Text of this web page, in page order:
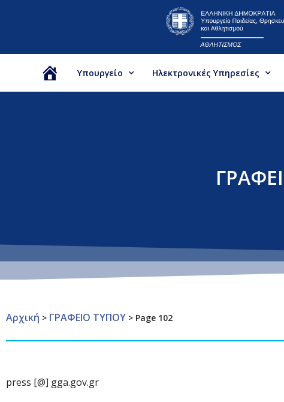
Αρχική
Υπουργείο Ηλεκτρονικές Υπηρεσίες
Αρχική > ΓΡΑΦΕΙΟ ΤΥΠΟΥ > Page 102
press [@] gga.gov.gr